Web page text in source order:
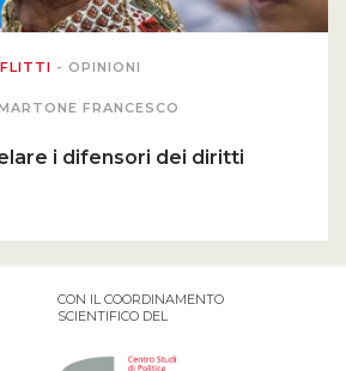
- OPINIONI
FRANCESCO
i difensori dei diritti
CON IL COORDINAMENTO
SCIENTIFICO DEL